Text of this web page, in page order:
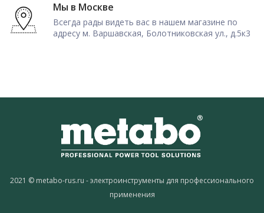
Мы в Москве
Всегда рады видеть вас в нашем магазине по
адресу м. Варшавская, Болотниковская ул., д.5к3
2021 © metabo-rus.ru - электроинструменты для профессионального
применения